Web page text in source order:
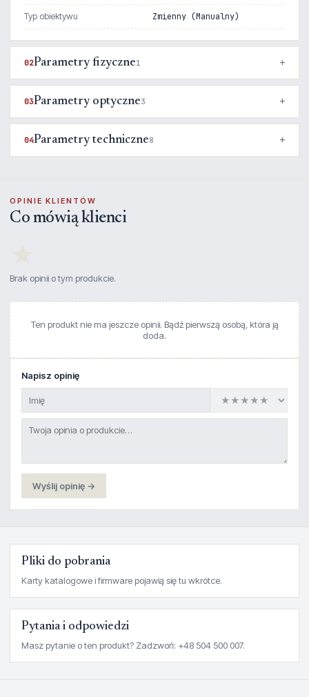
Typ obiektywu Zmienny (Manualny)
02Parametry fizyczne1
03Parametry optyczne3
04Parametry techniczne8
OPINIE KLIENTÓW
Co mówią klienci
Brak opinii o tym produkcie.
Ten produkt nie ma jeszcze opinii. Bądź pierwszą osobą, która ją
doda.
Napisz opinię
Wyślij opinię →
Pliki do pobrania
Karty katalogowe i firmware pojawią się tu wkrótce.
Pytania i odpowiedzi
Masz pytanie o ten produkt? Zadzwoń: +48 504 500 007.